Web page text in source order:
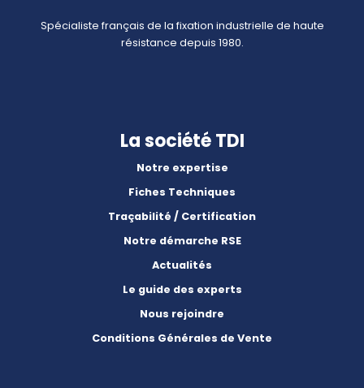
Spécialiste français de la fixation industrielle de haute
résistance depuis 1980.
La société TDI
Notre expertise
Fiches Techniques
Traçabilité / Certification
Notre démarche RSE
Actualités
Le guide des experts
Nous rejoindre
Conditions Générales de Vente